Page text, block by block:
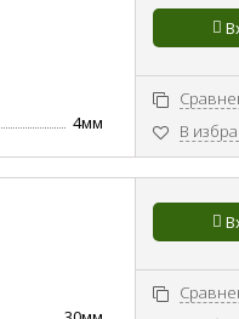
4мм
В